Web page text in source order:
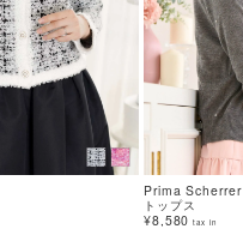
Prima Scherrer
トップス
¥8,580 tax in